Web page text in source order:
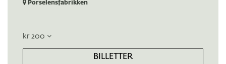
Porselensfabrikken
kr 200
BILLETTER